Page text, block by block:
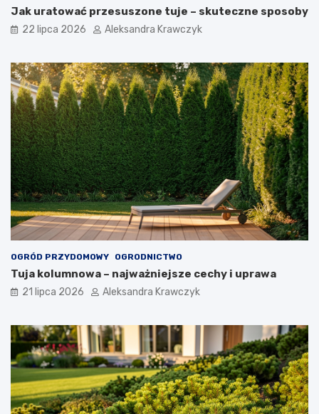
Jak uratować przesuszone tuje – skuteczne sposoby
22 lipca 2026 Aleksandra Krawczyk
OGRÓD PRZYDOMOWY OGRODNICTWO
Tuja kolumnowa – najważniejsze cechy i uprawa
21 lipca 2026 Aleksandra Krawczyk